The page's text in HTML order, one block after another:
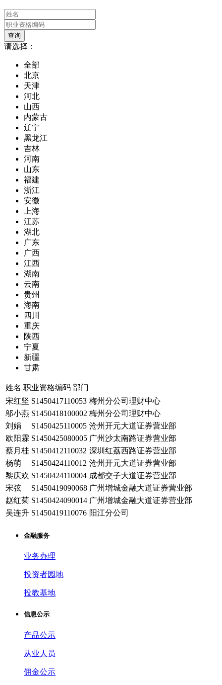
请选择：
全部
北京
天津
河北
山西
内蒙古
辽宁
黑龙江
吉林
河南
山东
福建
浙江
安徽
上海
江苏
湖北
广东
广西
江西
湖南
云南
贵州
海南
四川
重庆
陕西
宁夏
新疆
甘肃
姓名 职业资格编码 部门
宋红坚 S1450417110053 梅州分公司理财中心
邬小燕 S1450418100002 梅州分公司理财中心
刘娟
S1450425110005 沧州开元大道证券营业部
欧阳霖 S1450425080005 广州沙太南路证券营业部
蔡月桂 S1450412110032 深圳红荔西路证券营业部
杨萌
S1450424110012 沧州开元大道证券营业部
黎庆欢 S1450424110004 成都交子大道证券营业部
宋弦
S1450419090068 广州增城金融大道证券营业部
赵红菊 S1450424090014 广州增城金融大道证券营业部
吴连升 S1450419110076 阳江分公司
金融服务
业务办理
投资者园地
投教基地
信息公示
产品公示
从业人员
佣金公示